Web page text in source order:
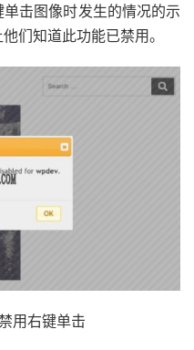
击图像时发生的情况的示
们知道此功能已禁用。
用右键单击